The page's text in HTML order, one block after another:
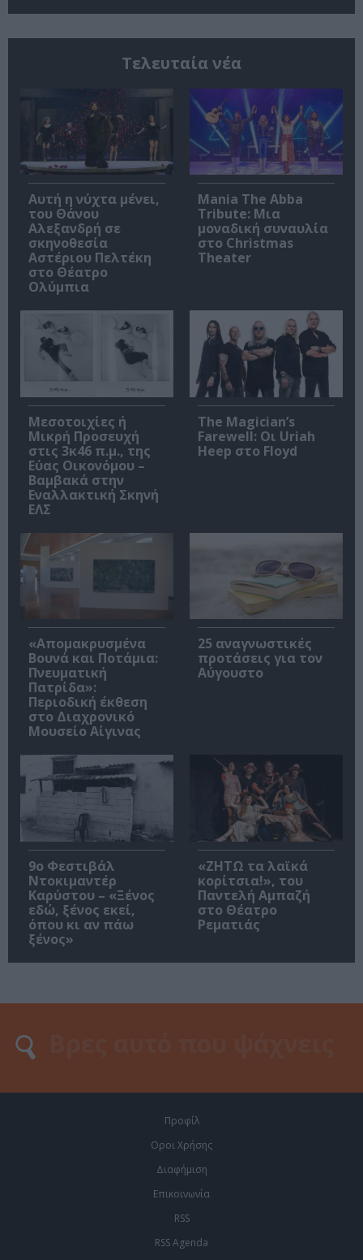
Τελευταία νέα
Αυτή η νύχτα μένει,
του Θάνου
Αλεξανδρή σε
σκηνοθεσία
Αστέριου Πελτέκη
στο Θέατρο
Ολύμπια
Mania The Abba
Tribute: Μια
μοναδική συναυλία
στο Christmas
Theater
Μεσοτοιχίες ή
Μικρή Προσευχή
στις 3κ46 π.μ., της
Εύας Οικονόμου –
Βαμβακά στην
Εναλλακτική Σκηνή
ΕΛΣ
The Magician’s
Farewell: Οι Uriah
Heep στο Floyd
«Απομακρυσμένα
Βουνά και Ποτάμια:
Πνευματική
Πατρίδα»:
Περιοδική έκθεση
στο Διαχρονικό
Μουσείο Αίγινας
25 αναγνωστικές
προτάσεις για τον
Αύγουστο
9ο Φεστιβάλ
Ντοκιμαντέρ
Καρύστου – «Ξένος
εδώ, ξένος εκεί,
όπου κι αν πάω
ξένος»
«ΖΗΤΩ τα λαϊκά
κορίτσια!», του
Παντελή Αμπαζή
στο Θέατρο
Ρεματιάς
Προφίλ
Οροι Χρήσης
Διαφήμιση
Επικοινωνία
RSS
RSS Agenda